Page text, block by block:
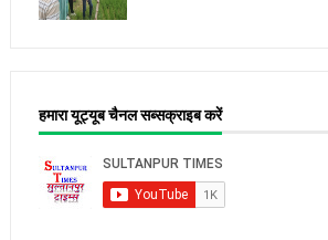
हमारा यूट्यूब चैनल सब्सक्राइब करें